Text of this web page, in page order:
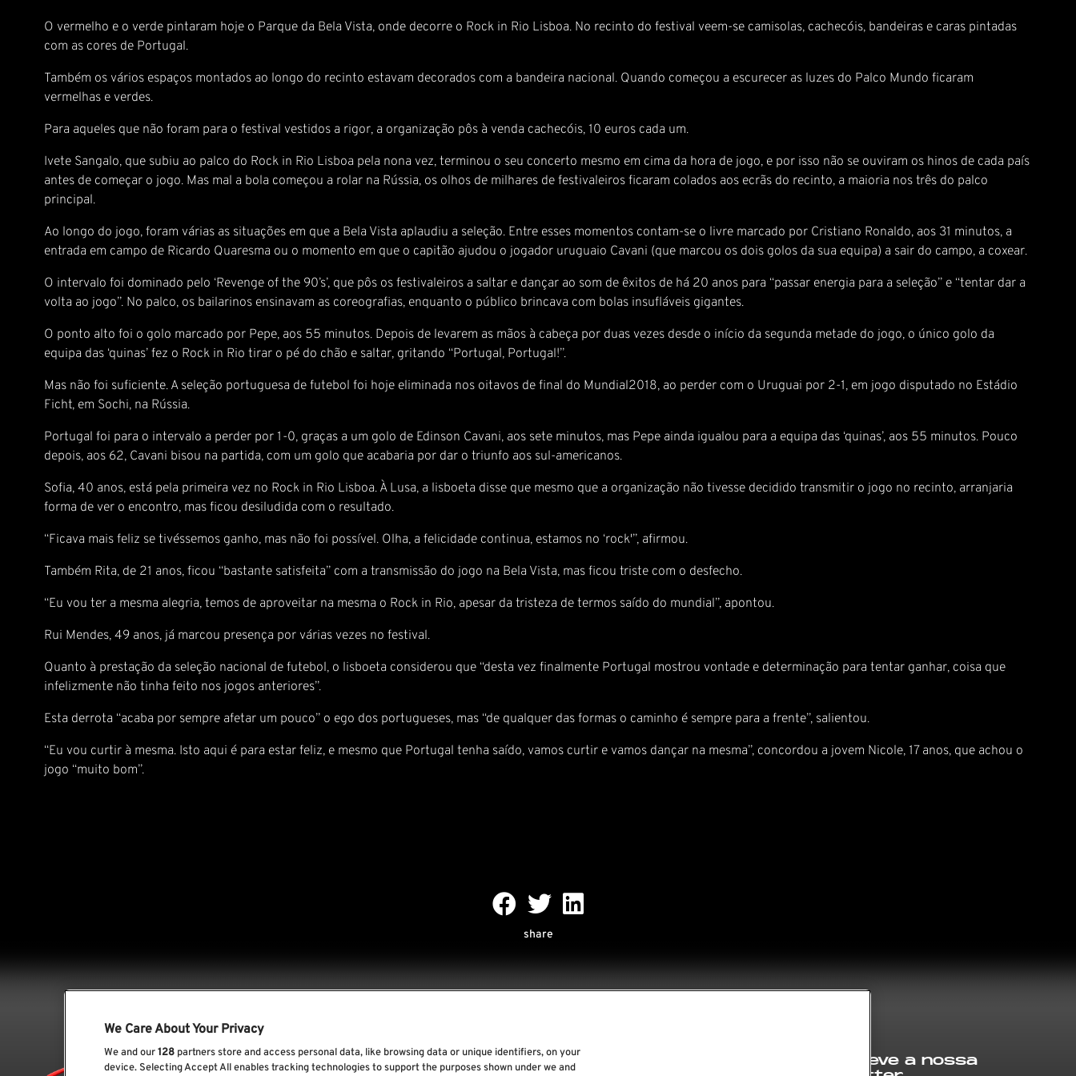
O vermelho e o verde pintaram hoje o Parque da Bela Vista, onde decorre o Rock in Rio Lisboa. No recinto do festival veem-se camisolas, cachecóis, bandeiras e caras pintadas
com as cores de Portugal.
Também os vários espaços montados ao longo do recinto estavam decorados com a bandeira nacional. Quando começou a escurecer as luzes do Palco Mundo ficaram
vermelhas e verdes.
Para aqueles que não foram para o festival vestidos a rigor, a organização pôs à venda cachecóis, 10 euros cada um.
Ivete Sangalo, que subiu ao palco do Rock in Rio Lisboa pela nona vez, terminou o seu concerto mesmo em cima da hora de jogo, e por isso não se ouviram os hinos de cada país
antes de começar o jogo. Mas mal a bola começou a rolar na Rússia, os olhos de milhares de festivaleiros ficaram colados aos ecrãs do recinto, a maioria nos três do palco
principal.
Ao longo do jogo, foram várias as situações em que a Bela Vista aplaudiu a seleção. Entre esses momentos contam-se o livre marcado por Cristiano Ronaldo, aos 31 minutos, a
entrada em campo de Ricardo Quaresma ou o momento em que o capitão ajudou o jogador uruguaio Cavani (que marcou os dois golos da sua equipa) a sair do campo, a coxear.
O intervalo foi dominado pelo ‘Revenge of the 90’s’, que pôs os festivaleiros a saltar e dançar ao som de êxitos de há 20 anos para “passar energia para a seleção” e “tentar dar a
volta ao jogo”. No palco, os bailarinos ensinavam as coreografias, enquanto o público brincava com bolas insufláveis gigantes.
O ponto alto foi o golo marcado por Pepe, aos 55 minutos. Depois de levarem as mãos à cabeça por duas vezes desde o início da segunda metade do jogo, o único golo da
equipa das ‘quinas’ fez o Rock in Rio tirar o pé do chão e saltar, gritando “Portugal, Portugal!”.
Mas não foi suficiente. A seleção portuguesa de futebol foi hoje eliminada nos oitavos de final do Mundial2018, ao perder com o Uruguai por 2-1, em jogo disputado no Estádio
Ficht, em Sochi, na Rússia.
Portugal foi para o intervalo a perder por 1-0, graças a um golo de Edinson Cavani, aos sete minutos, mas Pepe ainda igualou para a equipa das ‘quinas’, aos 55 minutos. Pouco
depois, aos 62, Cavani bisou na partida, com um golo que acabaria por dar o triunfo aos sul-americanos.
Sofia, 40 anos, está pela primeira vez no Rock in Rio Lisboa. À Lusa, a lisboeta disse que mesmo que a organização não tivesse decidido transmitir o jogo no recinto, arranjaria
forma de ver o encontro, mas ficou desiludida com o resultado.
“Ficava mais feliz se tivéssemos ganho, mas não foi possível. Olha, a felicidade continua, estamos no ‘rock'”, afirmou.
Também Rita, de 21 anos, ficou “bastante satisfeita” com a transmissão do jogo na Bela Vista, mas ficou triste com o desfecho.
“Eu vou ter a mesma alegria, temos de aproveitar na mesma o Rock in Rio, apesar da tristeza de termos saído do mundial”, apontou.
Rui Mendes, 49 anos, já marcou presença por várias vezes no festival.
Quanto à prestação da seleção nacional de futebol, o lisboeta considerou que “desta vez finalmente Portugal mostrou vontade e determinação para tentar ganhar, coisa que
infelizmente não tinha feito nos jogos anteriores”.
Esta derrota “acaba por sempre afetar um pouco” o ego dos portugueses, mas “de qualquer das formas o caminho é sempre para a frente”, salientou.
“Eu vou curtir à mesma. Isto aqui é para estar feliz, e mesmo que Portugal tenha saído, vamos curtir e vamos dançar na mesma”, concordou a jovem Nicole, 17 anos, que achou o
jogo “muito bom”.
share
Rock World
Subscreve a nossa
We Care About Your Privacy
We and our128 partners store and access personal data, like browsing data or unique identifiers, on your
device. Selecting Accept All enables tracking technologies to support the purposes shown under we and